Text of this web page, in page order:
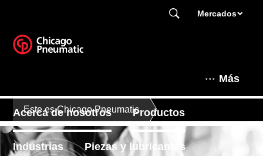
Mercados
Más
Acerca de nosotros Productos
Industrias Piezas y lubricantes
Este es Chicago Pneumatic